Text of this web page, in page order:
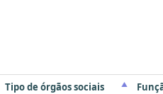
Tipo de órgãos sociais